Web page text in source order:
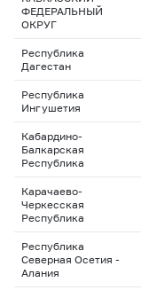
ФЕДЕРАЛЬНЫЙ
ОКРУГ
Республика
Дагестан
Республика
Ингушетия
Кабардино-
Балкарская
Республика
Карачаево-
Черкесская
Республика
Республика
Северная Осетия -
Алания